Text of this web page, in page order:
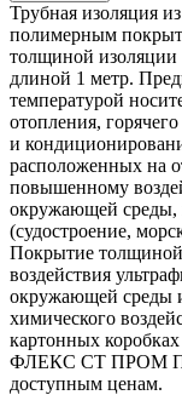
Трубная изоляция
полимерным
толщиной
длиной 1 метр.
температурой
отопления,
и
расположенных на
повышенному
окружающей среды,
(судостроение,
Покрытие толщиной
воздействия
окружающей среды
химического
картонных
ФЛЕКС СТ ПРОМ
доступным ценам.